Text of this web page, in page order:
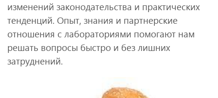
изменений законодательства и практических
тенденций. Опыт, знания и партнерские
отношения с лабораториями помогают нам
решать вопросы быстро и без лишних
затруднений.